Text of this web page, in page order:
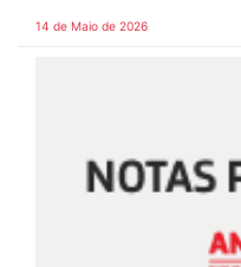
14 de Maio de 2026